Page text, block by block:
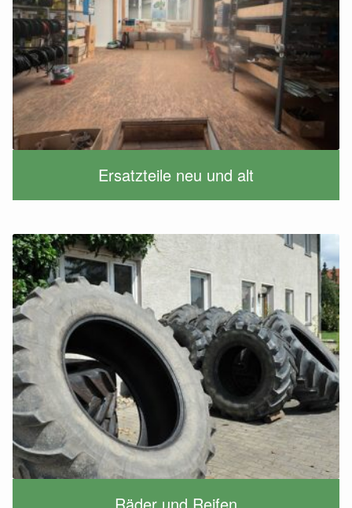
Ersatzteile neu und alt